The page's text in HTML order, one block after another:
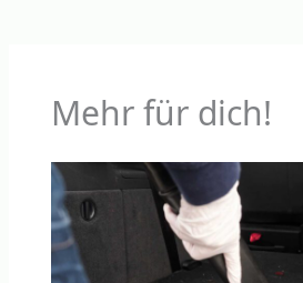
Mehr für dich!